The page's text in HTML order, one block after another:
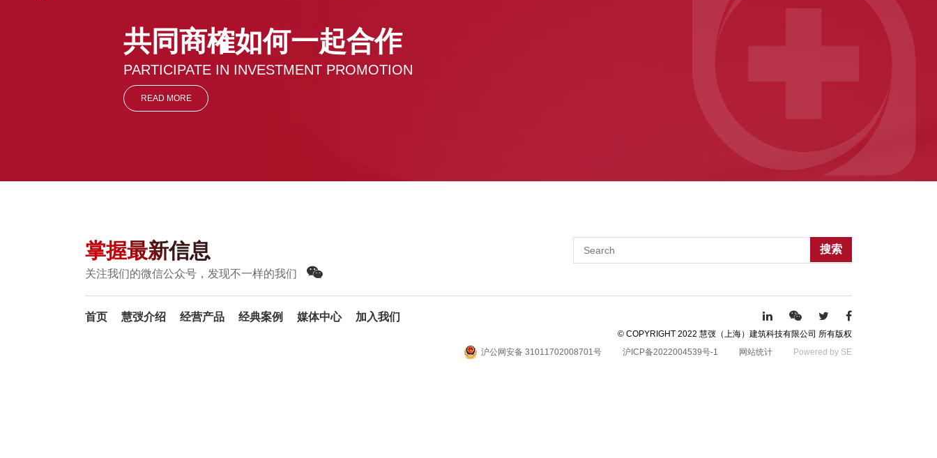
共同商榷如何一起合作
PARTICIPATE IN INVESTMENT PROMOTION
READ MORE
掌握最新信息
关注我们的微信公众号，发现不一样的我们
搜索
首页 慧弢介绍 经营产品 经典案例 媒体中心 加入我们
© COPYRIGHT 2022 慧弢（上海）建筑科技有限公司 所有版权
沪公网安备 31011702008701号
沪ICP备2022004539号-1 网站统计 Powered by SE